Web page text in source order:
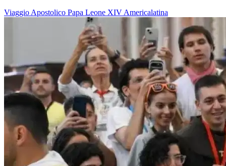
Viaggio Apostolico Papa Leone XIV Americalatina